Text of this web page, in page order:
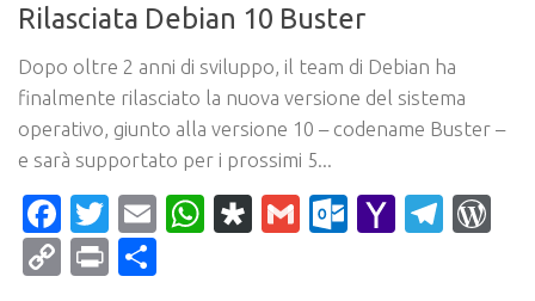
Rilasciata Debian 10 Buster
Dopo oltre 2 anni di sviluppo, il team di Debian ha
finalmente rilasciato la nuova versione del sistema
operativo, giunto alla versione 10 – codename Buster –
e sarà supportato per i prossimi 5...
Facebook
Twitter
EmailWhatsApp
Diaspora
Gmail Yahoo
CopyPrint